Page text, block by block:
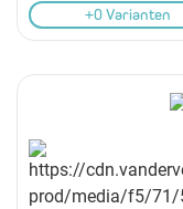
+0 Varianten